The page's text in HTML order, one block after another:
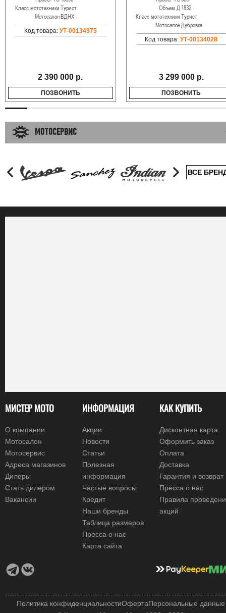
Класс мототехникиТурист
МотосалонВДНХ
Код товара: УТ-00134975
2 390 000 р.
ПОЗВОНИТЬ
Объем Д 1832
Класс мототехники Турист
МотосалонДубровка
Код товара:УТ-00134028
3 299 000 р.
ПОЗВОНИТЬ
МОТОСЕРВИС
ВСЕ
МИСТЕР МОТО
О компании
Мотосалон
Мотосервис
Адреса магазинов
Дилеры
Стать дилером
Вакансии
ИНФОРМАЦИЯ
Акции
Новости
Статьи
Полезная
информация
Частые вопросы
Кредит
Наши бренды
Таблица размеров
Пресса о нас
Карта сайта
КАК КУПИТЬ
Дисконтная карта
Оформить заказ
Оплата
Доставка
Гарантия и возврат
Пресса о нас
Правила
акций
Политика конфиденциальностиОфертаПерсональные данные